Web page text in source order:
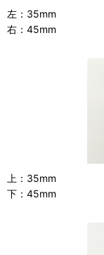
左：35mm
右：45mm
上：35mm
下：45mm